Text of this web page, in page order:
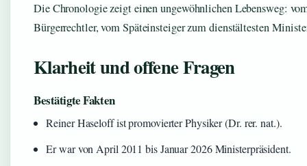
Die Chronologie zeigt einen ungewöhnlichen Lebensweg:
Bürgerrechtler, vom Späteinsteiger zum dienstältesten
Klarheit und offene Fragen
Bestätigte Fakten
Reiner Haseloff ist promovierter Physiker (Dr. rer. nat.).
Er war von April 2011 bis Januar 2026 Ministerpräsident.